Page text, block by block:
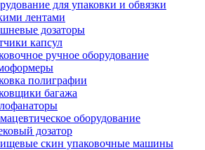
для упаковки и обвязки
лентами
дозаторы
капсул
ручное оборудование
полиграфии
багажа
оборудование
дозатор
скин упаковочные машины